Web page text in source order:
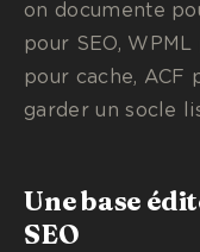
on documente
pour SEO,
pour cache, ACF
garder un socle
Une base
SEO